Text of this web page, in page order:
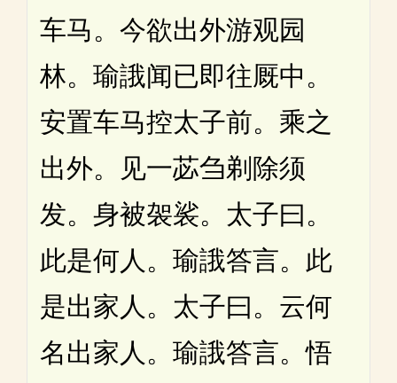
车马。今欲出外游观园
林。瑜誐闻已即往厩中。
安置车马控太子前。乘之
出外。见一苾刍剃除须
发。身被袈裟。太子曰。
此是何人。瑜誐答言。此
是出家人。太子曰。云何
名出家人。瑜誐答言。悟